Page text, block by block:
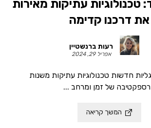
טכנולוגיות עתיקות מאירות
את דרכנו קדימה
רעות ברנשטיין
אפריל 29, 2024
חדשות טכנולוגיות עתיקות משנות
של זמן ומרחב ...
המשך קריאה